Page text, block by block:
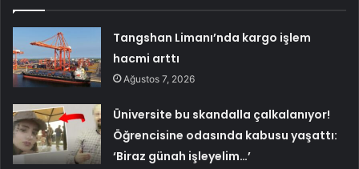
Tangshan Limanı’nda kargo işlem
hacmi arttı
Ağustos 7, 2026
Üniversite bu skandalla çalkalanıyor!
Öğrencisine odasında kabusu yaşattı:
‘Biraz günah işleyelim…’